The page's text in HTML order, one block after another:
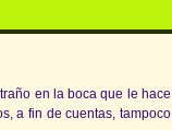
en la boca que le hace
a fin de cuentas, tampoco